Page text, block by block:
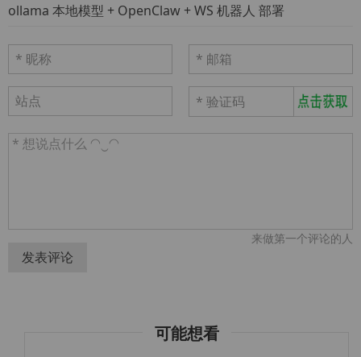
ollama 本地模型 + OpenClaw + WS 机器人 部署
来做第一个评论的人
发表评论
可能想看